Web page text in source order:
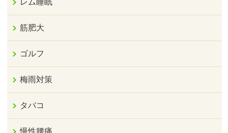
筋肥大
ゴルフ
梅雨対策
タバコ
慢性腰痛